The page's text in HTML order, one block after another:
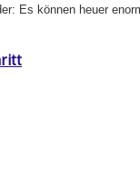
Es können heuer